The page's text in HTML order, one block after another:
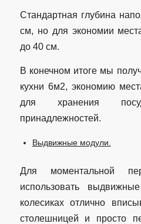
Стандартная глубина
см, но для экономии
до 40 см.
В конечном итоге мы
кухни 6м2, экономию
для хранения
принадлежностей.
Выдвижные модули.
Для моментальной
использовать
колесиках отлично
столешницей и просто